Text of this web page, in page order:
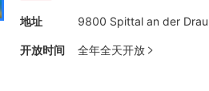
地址 9800 Spittal an der
开放时间 全年全天开放 